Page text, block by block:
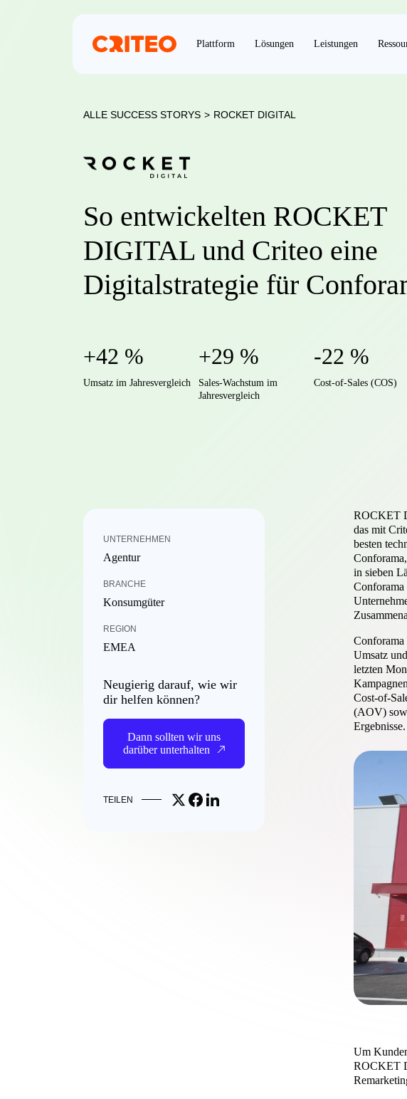
Plattform Lösungen Leistungen
ALLE SUCCESS STORYS > ROCKET DIGITAL
So entwickelten ROCKET
DIGITAL und Criteo eine
Digitalstrategie für
+42 %
Umsatz im Jahresvergleich
+29 %
Sales-Wachstum im
Jahresvergleich
-22 %
Cost-of-Sales (COS)
UNTERNEHMEN
Agentur
BRANCHE
Konsumgüter
REGION
EMEA
Neugierig darauf, wie wir
dir helfen können?
Dann sollten wir uns
darüber unterhalten
TEILEN Share on X
Share on Facebook
Share on LinkedIn
ROCKET
das mit
besten
in sieben
Conforama
Umsatz
letzten
Cost-of-
(AOV)
Ergebnisse.
Um
ROCKET